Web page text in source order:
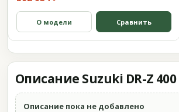
О модели Сравнить
Описание Suzuki DR-Z 400
Описание пока не добавлено